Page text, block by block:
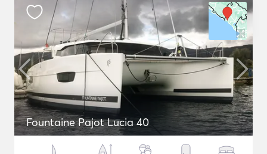
Fountaine Pajot Lucia 40